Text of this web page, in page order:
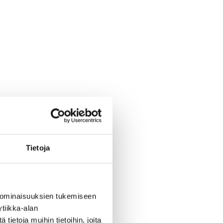
Tietoja
tukemiseen
alan
tietoja muihin tietoihin, joita